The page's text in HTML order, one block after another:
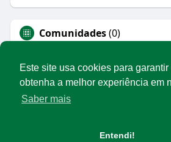
Este site usa cookies para
obtenha a melhor experiência em
Saber mais
Entendi!
Comunidades(0)
© 2026 Rede
Início
Sobre